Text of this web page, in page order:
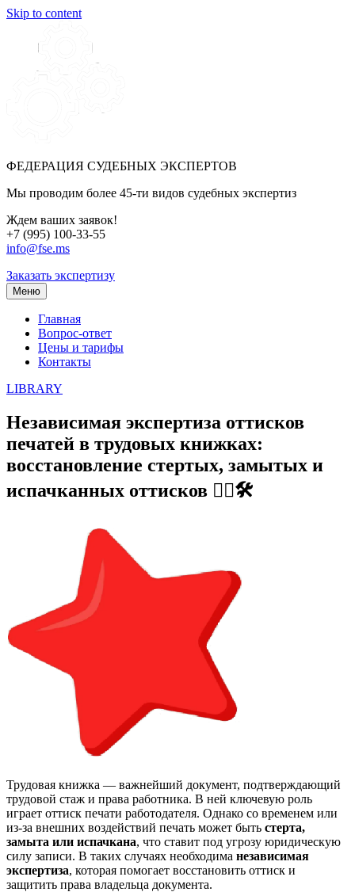
Skip to content
ФЕДЕРАЦИЯ СУДЕБНЫХ ЭКСПЕРТОВ
Мы проводим более 45-ти видов судебных экспертиз
Ждем ваших заявок!
+7 (995) 100-33-55
info@fse.ms
Заказать экспертизу
Меню
Главная
Вопрос-ответ
Цены и тарифы
Контакты
LIBRARY
Независимая экспертиза оттисков
печатей в трудовых книжках:
восстановление стертых, замытых и
испачканных оттисков 🕵️‍♀️🛠️
Трудовая книжка — важнейший документ, подтверждающий
трудовой стаж и права работника. В ней ключевую роль
играет оттиск печати работодателя. Однако со временем или
из-за внешних воздействий печать может быть стерта,
замыта или испачкана, что ставит под угрозу юридическую
силу записи. В таких случаях необходима независимая
экспертиза, которая помогает восстановить оттиск и
защитить права владельца документа.